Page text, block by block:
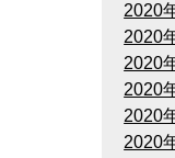
2020
2020
2020
2020
2020
2020